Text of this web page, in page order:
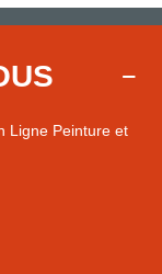
Ligne Peinture et